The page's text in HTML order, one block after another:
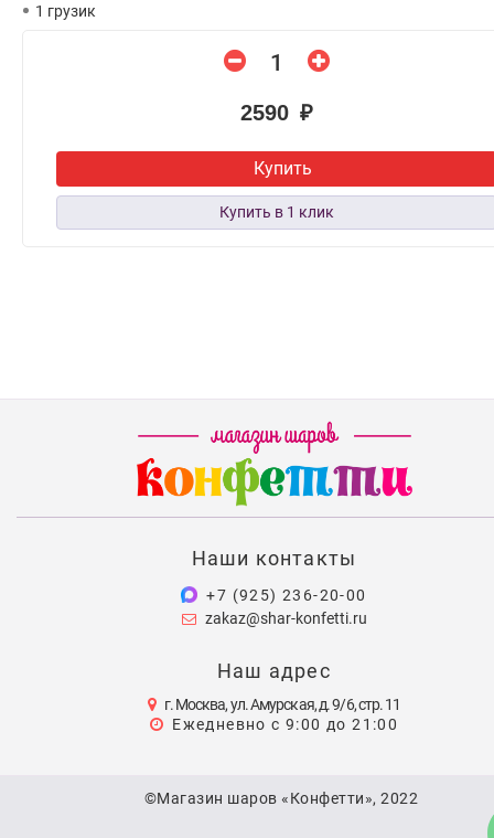
1 грузик
2590 ₽
Купить
Наши контакты
+7 (925) 236-20-00
zakaz@shar-konfetti.ru
Наш адрес
г. Москва, ул. Амурская, д. 9/6, стр. 11
Ежедневно с 9:00 до 21:00
©Магазин шаров «Конфетти», 2022